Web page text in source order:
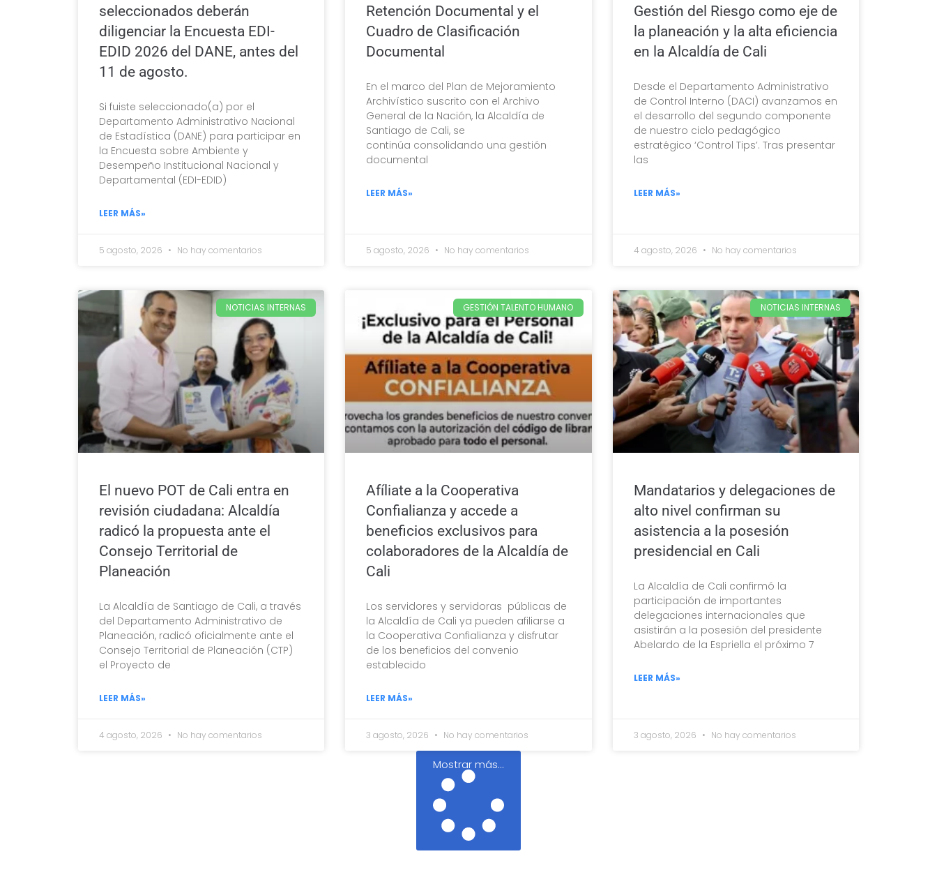
seleccionados deberán
diligenciar la Encuesta EDI-
EDID 2026 del DANE, antes del
11 de agosto.
Si fuiste seleccionado(a) por el
Departamento Administrativo Nacional
de Estadística (DANE) para participar en
la Encuesta sobre Ambiente y
Desempeño Institucional Nacional y
Departamental (EDI-EDID)
LEER MÁS»
5 agosto, 2026 No hay comentarios
Retención Documental y el
Cuadro de Clasificación
Documental
En el marco del Plan de Mejoramiento
Archivístico suscrito con el Archivo
General de la Nación, la Alcaldía de
Santiago de Cali, se
continúa consolidando una gestión
documental
LEER MÁS»
5 agosto, 2026 No hay comentarios
Gestión del Riesgo como eje de
la planeación y la alta eficiencia
en la Alcaldía de Cali
Desde el Departamento Administrativo
de Control Interno (DACI) avanzamos en
el desarrollo del segundo componente
de nuestro ciclo pedagógico
estratégico ‘Control Tips’. Tras presentar
las
LEER MÁS»
4 agosto, 2026 No hay comentarios
NOTICIAS INTERNAS
El nuevo POT de Cali entra en
revisión ciudadana: Alcaldía
radicó la propuesta ante el
Consejo Territorial de
Planeación
La Alcaldía de Santiago de Cali, a través
del Departamento Administrativo de
Planeación, radicó oficialmente ante el
Consejo Territorial de Planeación (CTP)
el Proyecto de
LEER MÁS»
4 agosto, 2026 No hay comentarios
GESTIÓN TALENTO HUMANO
Afíliate a la Cooperativa
Confialianza y accede a
beneficios exclusivos para
colaboradores de la Alcaldía de
Cali
Los servidores y servidoras públicas de
la Alcaldía de Cali ya pueden afiliarse a
la Cooperativa Confialianza y disfrutar
de los beneficios del convenio
establecido
LEER MÁS»
3 agosto, 2026 No hay comentarios
NOTICIAS INTERNAS
Mandatarios y delegaciones de
alto nivel confirman su
asistencia a la posesión
presidencial en Cali
La Alcaldía de Cali confirmó la
participación de importantes
delegaciones internacionales que
asistirán a la posesión del presidente
Abelardo de la Espriella el próximo 7
LEER MÁS»
3 agosto, 2026 No hay comentarios
Mostrar más...